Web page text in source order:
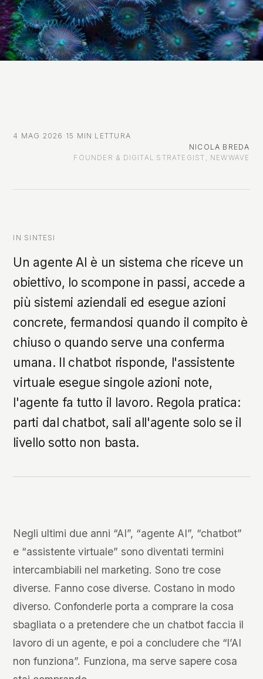
4 MAG 2026 · 15 MIN LETTURA
NICOLA BREDA
FOUNDER & DIGITAL STRATEGIST, NEWWAVE
IN SINTESI
Un agente AI è un sistema che riceve un
obiettivo, lo scompone in passi, accede a
più sistemi aziendali ed esegue azioni
concrete, fermandosi quando il compito è
chiuso o quando serve una conferma
umana. Il chatbot risponde, l'assistente
virtuale esegue singole azioni note,
l'agente fa tutto il lavoro. Regola pratica:
parti dal chatbot, sali all'agente solo se il
livello sotto non basta.
Negli ultimi due anni “AI”, “agente AI”, “chatbot”
e “assistente virtuale” sono diventati termini
intercambiabili nel marketing. Sono tre cose
diverse. Fanno cose diverse. Costano in modo
diverso. Confonderle porta a comprare la cosa
sbagliata o a pretendere che un chatbot faccia il
lavoro di un agente, e poi a concludere che “l’AI
non funziona”. Funziona, ma serve sapere cosa